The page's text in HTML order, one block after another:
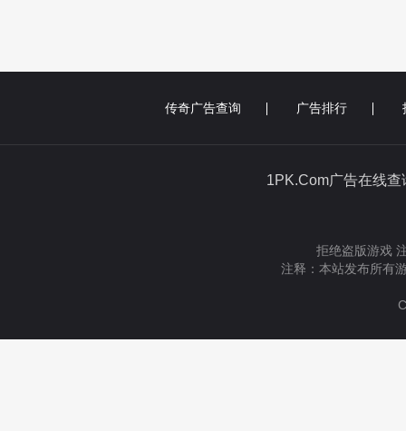
传奇广告查询 广告排行
1PK.Com广告在
拒绝盗版游戏
注释：本站发布所有